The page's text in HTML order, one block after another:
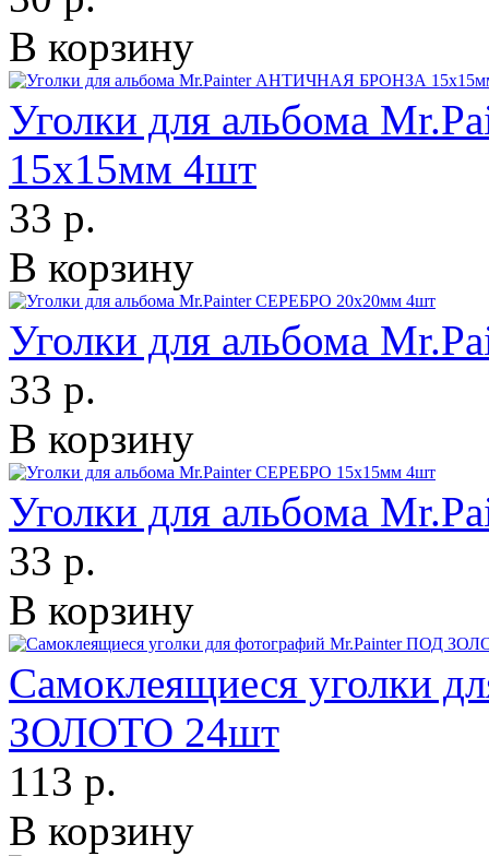
В корзину
Уголки для альбома
15х15мм 4шт
33 р.
В корзину
Уголки для альбома
33 р.
В корзину
Уголки для альбома
33 р.
В корзину
Самоклеящиеся уголки
ЗОЛОТО 24шт
113 р.
В корзину